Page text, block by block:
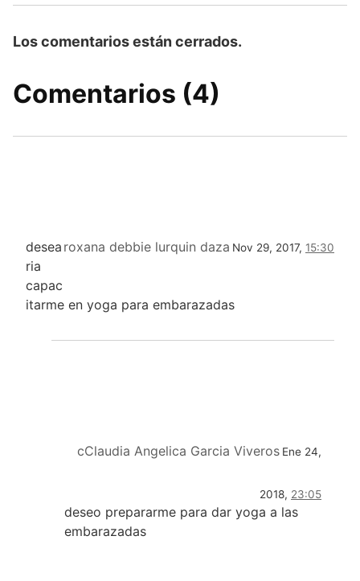
Los comentarios están cerrados.
Comentarios (4)
roxana debbie lurquin daza Nov 29, 2017, 15:30
desea
ria
capac
itarme en yoga para embarazadas
cClaudia Angelica Garcia Viveros Ene 24,
2018, 23:05
deseo prepararme para dar yoga a las
embarazadas